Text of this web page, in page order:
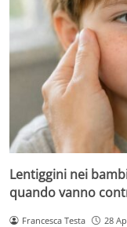
Lentiggini nei
quando vanno
Francesca Testa 28